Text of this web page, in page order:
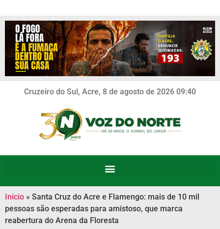
Cruzeiro do Sul, Acre, 8 de agosto de 2026 09:40
Início » Santa Cruz do Acre e Flamengo: mais de 10 mil
pessoas são esperadas para amistoso, que marca
reabertura do Arena da Floresta